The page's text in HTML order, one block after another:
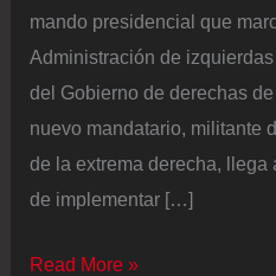
mando presidencial que
Administración de
del Gobierno de derechas
nuevo mandatario, militante
de la extrema derecha, llega
de implementar […]
Cambio
Read More »